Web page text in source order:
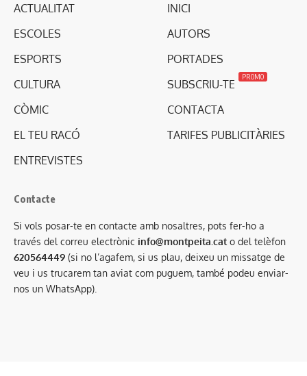
ACTUALITAT
ESCOLES
ESPORTS
CULTURA
CÒMIC
EL TEU RACÓ
ENTREVISTES
INICI
AUTORS
PORTADES
SUBSCRIU-TE
PROMO
CONTACTA
TARIFES PUBLICITÀRIES
Contacte
Si vols posar-te en contacte amb nosaltres, pots fer-ho a
través del correu electrònic info@montpeita.cat o del telèfon
620564449 (si no l’agafem, si us plau, deixeu un missatge de
veu i us trucarem tan aviat com puguem, també podeu enviar-
nos un WhatsApp).